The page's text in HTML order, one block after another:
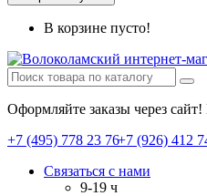
В корзине пусто!
Оформляйте заказы через
+7 (495) 778 23 76+7 (926) 412
Связаться с нами
9-19 ч